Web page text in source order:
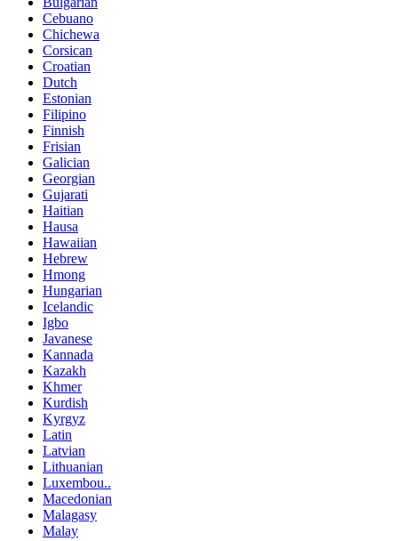
Cebuano
Chichewa
Corsican
Croatian
Dutch
Estonian
Filipino
Finnish
Frisian
Galician
Georgian
Gujarati
Haitian
Hausa
Hawaiian
Hebrew
Hmong
Hungarian
Icelandic
Igbo
Javanese
Kannada
Kazakh
Khmer
Kurdish
Kyrgyz
Latin
Latvian
Lithuanian
Luxembou..
Macedonian
Malagasy
Malay